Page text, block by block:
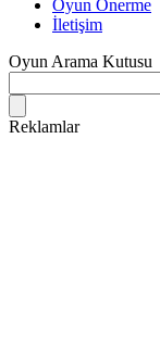
Oyun Önerme
İletişim
Oyun Arama Kutusu
Reklamlar